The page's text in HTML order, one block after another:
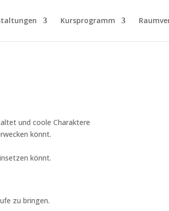
Kursprogramm
und coole Charaktere
könnt.
könnt.
zu bringen.